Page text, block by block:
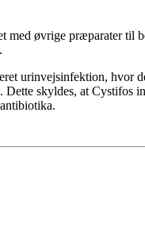
med øvrige præparater til
urinvejsinfektion, hvor
skyldes, at Cystifos